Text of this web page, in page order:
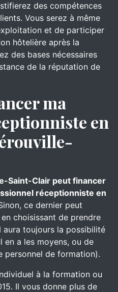
des compétences
Vous serez à même
et de participer
hôtelière après la
des bases nécessaires
de la réputation de
ma
en
Saint-Clair peut financer
réceptionniste en
ce dernier peut
choisissant de prendre
aura toujours la possibilité
en a les moyens, ou de
personnel de formation).
à la formation ou
Il vous donne plus de